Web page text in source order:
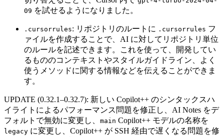
09 を試せるようになりました。
.cursorrules: リポジトリのルートに .cursorrules フ
ァイルを作成することで、AI に対してリポジトリ単位
のルールを記述できます。これを使って、開発してい
るもののコンテキストやスタイルガイドライン、よく
使うメソッドに関する情報などを伝えることができま
す。
UPDATE (0.32.1–0.32.7): 新しい Copilot++ のシンタックスハ
イライトによるパフォーマンス問題を修正し、AI Notes をデ
フォルトで無効に変更し、 main Copilot++ モデルの名称を
legacy に変更し、Copilot++ が SSH 経由で遅くなる問題を修